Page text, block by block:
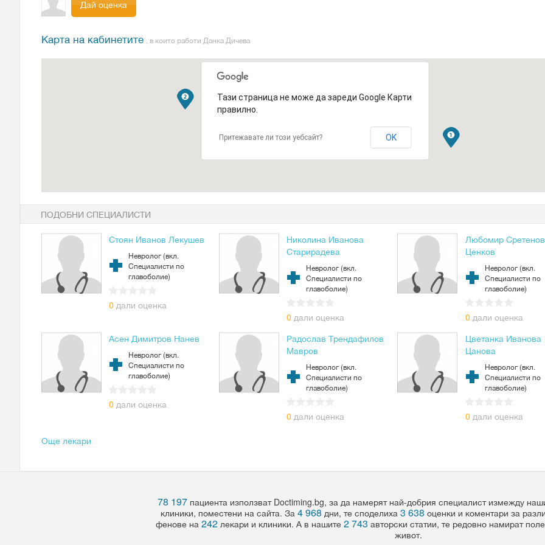
Дай оценка
Карта на кабинетите , в които работи Данка Дичева
Тази страница не може да зареди Google Карти
правилно.
Притежавате ли този уебсайт? OK
ПОДОБНИ СПЕЦИАЛИСТИ
Стоян Иванов Лекушев
Невролог (вкл.
Специалисти по
главоболие)
0 дали оценка
Николина Иванова
Старирадева
Невролог (вкл.
Специалисти по
главоболие)
0 дали оценка
Любомир Сретенов
Ценков
Невролог (вкл.
Специалисти по
главоболие)
0 дали оценка
Асен Димитров Нанев
Невролог (вкл.
Специалисти по
главоболие)
0 дали оценка
Радослав Трендафилов
Мавров
Невролог (вкл.
Специалисти по
главоболие)
0 дали оценка
Цветанка Иванова
Цанова
Невролог (вкл.
Специалисти по
главоболие)
0 дали оценка
Още лекари
78 197 пациента използват Doctiming.bg, за да намерят най-добрия специалист измежду
клиники, поместени на сайта. За 4 968 дни, те споделиха 3 638 оценки и коментари за
фенове на 242лекари и клиники. А в нашите 2 743 авторски статии, те редовно намират
живот.